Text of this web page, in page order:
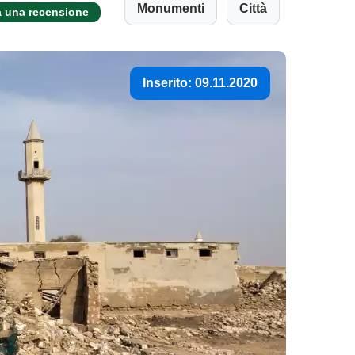
una recensione Monumenti Città
Inserito: 09.11.2020